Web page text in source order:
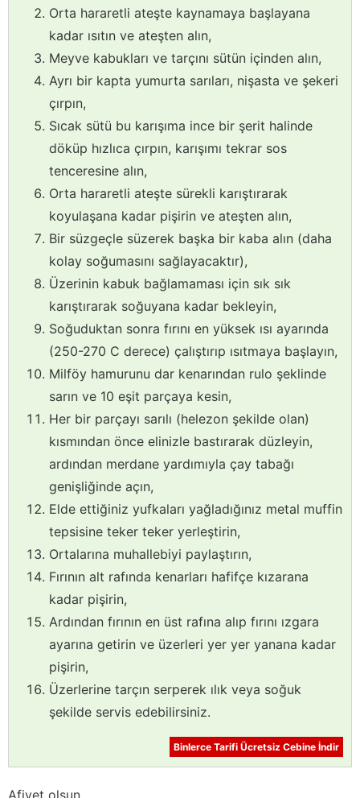
Orta hararetli ateşte kaynamaya başlayana
kadar ısıtın ve ateşten alın,
Meyve kabukları ve tarçını sütün içinden alın,
Ayrı bir kapta yumurta sarıları, nişasta ve şekeri
çırpın,
Sıcak sütü bu karışıma ince bir şerit halinde
döküp hızlıca çırpın, karışımı tekrar sos
tenceresine alın,
Orta hararetli ateşte sürekli karıştırarak
koyulaşana kadar pişirin ve ateşten alın,
Bir süzgeçle süzerek başka bir kaba alın (daha
kolay soğumasını sağlayacaktır),
Üzerinin kabuk bağlamaması için sık sık
karıştırarak soğuyana kadar bekleyin,
Soğuduktan sonra fırını en yüksek ısı ayarında
(250-270 C derece) çalıştırıp ısıtmaya başlayın,
Milföy hamurunu dar kenarından rulo şeklinde
sarın ve 10 eşit parçaya kesin,
Her bir parçayı sarılı (helezon şekilde olan)
kısmından önce elinizle bastırarak düzleyin,
ardından merdane yardımıyla çay tabağı
genişliğinde açın,
Elde ettiğiniz yufkaları yağladığınız metal muffin
tepsisine teker teker yerleştirin,
Ortalarına muhallebiyi paylaştırın,
Fırının alt rafında kenarları hafifçe kızarana
kadar pişirin,
Ardından fırının en üst rafına alıp fırını ızgara
ayarına getirin ve üzerleri yer yer yanana kadar
pişirin,
Üzerlerine tarçın serperek ılık veya soğuk
şekilde servis edebilirsiniz.
Binlerce Tarifi Ücretsiz Cebine İndir